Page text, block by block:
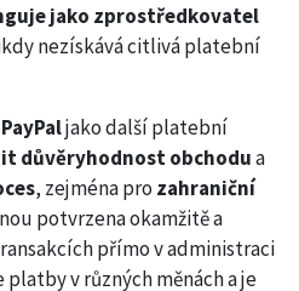
jako zprostředkovatel
nezískává citlivá platební
PayPaljako další platební
důvěryhodnost obchodua
, zejména pro zahraniční
potvrzena okamžitě a
přímo v administraci
platby v různých měnách a je